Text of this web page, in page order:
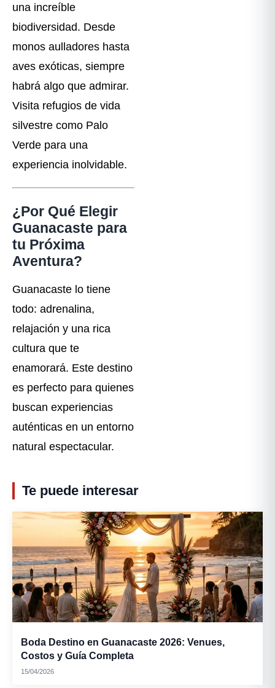
una increíble
biodiversidad. Desde
monos aulladores hasta
aves exóticas, siempre
habrá algo que admirar.
Visita refugios de vida
silvestre como Palo
Verde para una
experiencia inolvidable.
¿Por Qué Elegir
Guanacaste para
tu Próxima
Aventura?
Guanacaste lo tiene
todo: adrenalina,
relajación y una rica
cultura que te
enamorará. Este destino
es perfecto para quienes
buscan experiencias
auténticas en un entorno
natural espectacular.
Te puede interesar
Boda Destino en Guanacaste 2026: Venues,
Costos y Guía Completa
15/04/2026